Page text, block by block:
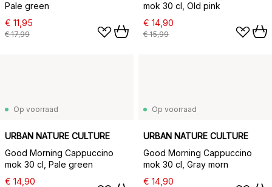
Pale green
€ 11,95
€ 17,99
mok 30 cl, Old pink
€ 14,90
€ 15,99
Op voorraad
URBAN NATURE CULTURE
Good Morning Cappuccino
mok 30 cl, Pale green
€ 14,90
Op voorraad
URBAN NATURE CULTURE
Good Morning Cappuccino
mok 30 cl, Gray morn
€ 14,90